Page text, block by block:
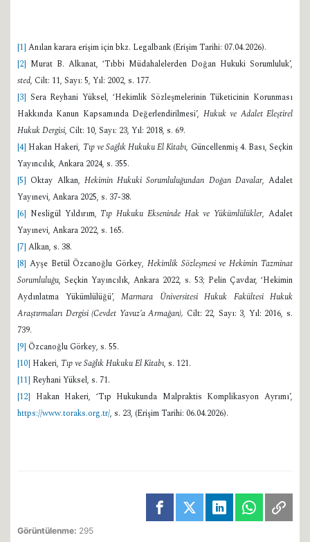
[1] Anılan karara erişim için bkz. Legalbank (Erişim Tarihi: 07.04.2026).
[2] Murat B. Alkanat, ‘Tıbbi Müdahalelerden Doğan Hukuki Sorumluluk’,
sted, Cilt: 11, Sayı: 5, Yıl: 2002, s. 177.
[3] Sera Reyhani Yüksel, ‘Hekimlik Sözleşmelerinin Tüketicinin Korunması
Hakkında Kanun Kapsamında Değerlendirilmesi’, Hukuk ve Adalet Eleştirel
Hukuk Dergisi, Cilt: 10, Sayı: 23, Yıl: 2018, s. 69.
[4] Hakan Hakeri, Tıp ve Sağlık Hukuku El Kitabı, Güncellenmiş 4. Bası, Seçkin
Yayıncılık, Ankara 2024, s. 355.
[5] Oktay Alkan, Hekimin Hukuki Sorumluluğundan Doğan Davalar, Adalet
Yayınevi, Ankara 2025, s. 37-38.
[6] Nesligül Yıldırım, Tıp Hukuku Ekseninde Hak ve Yükümlülükler, Adalet
Yayınevi, Ankara 2022, s. 165.
[7] Alkan, s. 38.
[8] Ayşe Betül Özcanoğlu Görkey, Hekimlik Sözleşmesi ve Hekimin Tazminat
Sorumluluğu, Seçkin Yayıncılık, Ankara 2022, s. 53; Pelin Çavdar, ‘Hekimin
Aydınlatma Yükümlülüğü’, Marmara Üniversitesi Hukuk Fakültesi Hukuk
Araştırmaları Dergisi (Cevdet Yavuz’a Armağan), Cilt: 22, Sayı: 3, Yıl: 2016, s.
739.
[9] Özcanoğlu Görkey, s. 55.
[10] Hakeri, Tıp ve Sağlık Hukuku El Kitabı, s. 121.
[11] Reyhani Yüksel, s. 71.
[12] Hakan Hakeri, ‘Tıp Hukukunda Malpraktis Komplikasyon Ayrımı’,
https://www.toraks.org.tr/, s. 23, (Erişim Tarihi: 06.04.2026).
Görüntülenme: 295